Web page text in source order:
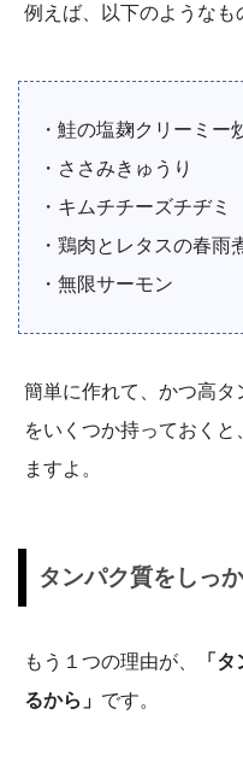
例えば、以下のようなも
・鮭の塩麹クリーミー
・ささみきゅうり
・キムチチーズチヂミ
・鶏肉とレタスの春雨
・無限サーモン
簡単に作れて、かつ高タ
をいくつか持っておく
ますよ。
タンパク質をしっ
もう１つの理由が、
「
るから」 です。